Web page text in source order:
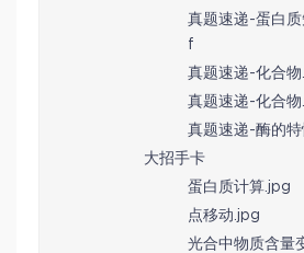
真题速递-蛋白
f
真题速递-化合
真题速递-化合
真题速递-酶的
大招手卡
蛋白质计算.jpg
点移动.jpg
光合中物质含量